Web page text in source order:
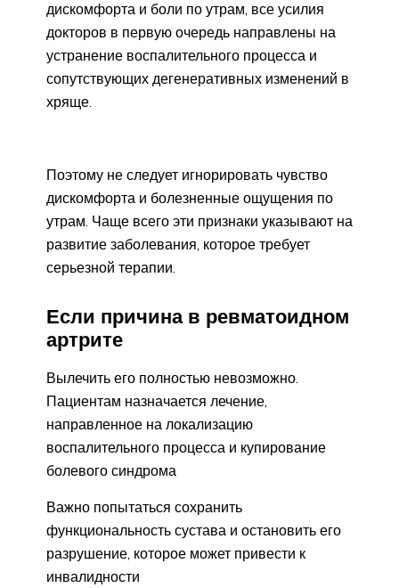
дискомфорта и боли по утрам, все усилия
докторов в первую очередь направлены на
устранение воспалительного процесса и
сопутствующих дегенеративных изменений в
хряще.
Поэтому не следует игнорировать чувство
дискомфорта и болезненные ощущения по
утрам. Чаще всего эти признаки указывают на
развитие заболевания, которое требует
серьезной терапии.
Если причина в ревматоидном
артрите
Вылечить его полностью невозможно.
Пациентам назначается лечение,
направленное на локализацию
воспалительного процесса и купирование
болевого синдрома
Важно попытаться сохранить
функциональность сустава и остановить его
разрушение, которое может привести к
инвалидности